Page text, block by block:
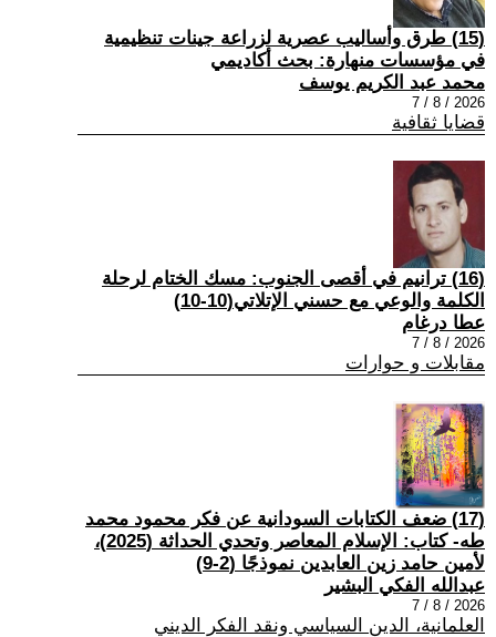
(15) طرق وأساليب عصرية لزراعة جينات تنظيمية
في مؤسسات منهارة: بحث أكاديمي
محمد عبد الكريم يوسف
2026 / 8 / 7
قضايا ثقافية
(16) ترانيم في أقصى الجنوب: مسك الختام لرحلة
الكلمة والوعي مع حسني الإتلاتي(10-10)
عطا درغام
2026 / 8 / 7
مقابلات و حوارات
(17) ضعف الكتابات السودانية عن فكر محمود محمد
طه- كتاب: الإسلام المعاصر وتحدي الحداثة (2025)،
لأمين حامد زين العابدين نموذجًا (2-9)
عبدالله الفكي البشير
2026 / 8 / 7
العلمانية، الدين السياسي ونقد الفكر الديني